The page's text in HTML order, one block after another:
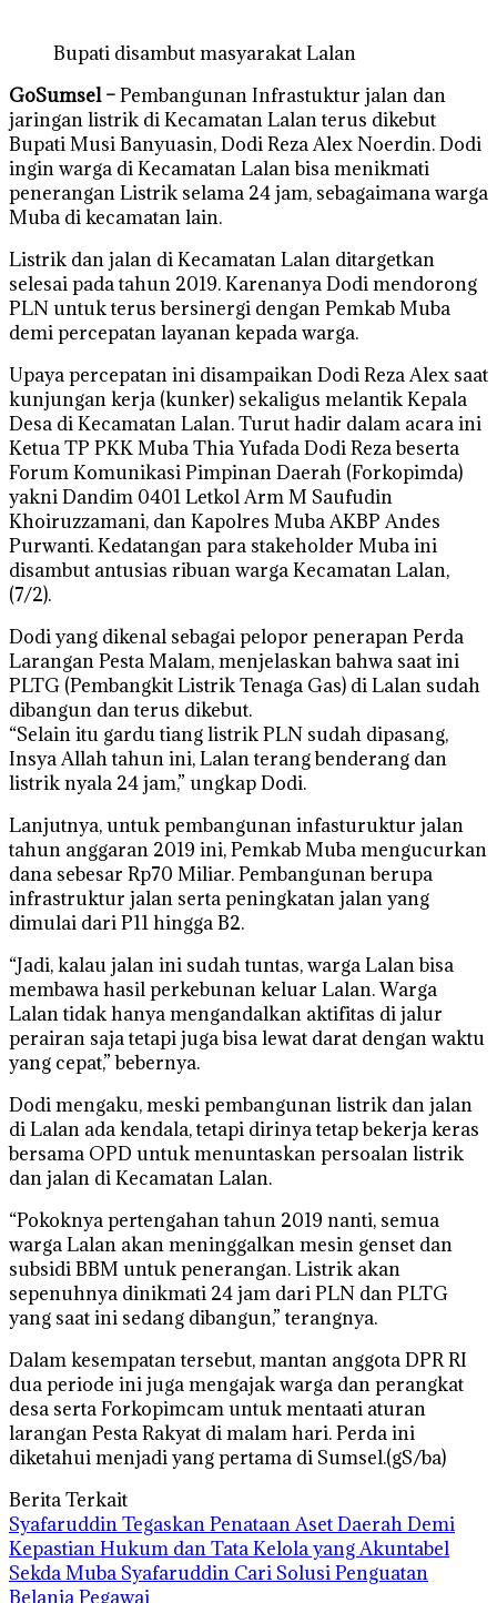
Bupati disambut masyarakat Lalan
GoSumsel –Pembangunan Infrastuktur jalan dan
jaringan listrik di Kecamatan Lalan terus dikebut
Bupati Musi Banyuasin, Dodi Reza Alex Noerdin. Dodi
ingin warga di Kecamatan Lalan bisa menikmati
penerangan Listrik selama 24 jam, sebagaimana warga
Muba di kecamatan lain.
Listrik dan jalan di Kecamatan Lalan ditargetkan
selesai pada tahun 2019. Karenanya Dodi mendorong
PLN untuk terus bersinergi dengan Pemkab Muba
demi percepatan layanan kepada warga.
Upaya percepatan ini disampaikan Dodi Reza Alex saat
kunjungan kerja (kunker) sekaligus melantik Kepala
Desa di Kecamatan Lalan. Turut hadir dalam acara ini
Ketua TP PKK Muba Thia Yufada Dodi Reza beserta
Forum Komunikasi Pimpinan Daerah (Forkopimda)
yakni Dandim 0401 Letkol Arm M Saufudin
Khoiruzzamani, dan Kapolres Muba AKBP Andes
Purwanti. Kedatangan para stakeholder Muba ini
disambut antusias ribuan warga Kecamatan Lalan,
(7/2).
Dodi yang dikenal sebagai pelopor penerapan Perda
Larangan Pesta Malam, menjelaskan bahwa saat ini
PLTG (Pembangkit Listrik Tenaga Gas) di Lalan sudah
dibangun dan terus dikebut.
“Selain itu gardu tiang listrik PLN sudah dipasang,
Insya Allah tahun ini, Lalan terang benderang dan
listrik nyala 24 jam,” ungkap Dodi.
Lanjutnya, untuk pembangunan infasturuktur jalan
tahun anggaran 2019 ini, Pemkab Muba mengucurkan
dana sebesar Rp70 Miliar. Pembangunan berupa
infrastruktur jalan serta peningkatan jalan yang
dimulai dari P11 hingga B2.
“Jadi, kalau jalan ini sudah tuntas, warga Lalan bisa
membawa hasil perkebunan keluar Lalan. Warga
Lalan tidak hanya mengandalkan aktifitas di jalur
perairan saja tetapi juga bisa lewat darat dengan waktu
yang cepat,” bebernya.
Dodi mengaku, meski pembangunan listrik dan jalan
di Lalan ada kendala, tetapi dirinya tetap bekerja keras
bersama OPD untuk menuntaskan persoalan listrik
dan jalan di Kecamatan Lalan.
“Pokoknya pertengahan tahun 2019 nanti, semua
warga Lalan akan meninggalkan mesin genset dan
subsidi BBM untuk penerangan. Listrik akan
sepenuhnya dinikmati 24 jam dari PLN dan PLTG
yang saat ini sedang dibangun,” terangnya.
Dalam kesempatan tersebut, mantan anggota DPR RI
dua periode ini juga mengajak warga dan perangkat
desa serta Forkopimcam untuk mentaati aturan
larangan Pesta Rakyat di malam hari. Perda ini
diketahui menjadi yang pertama di Sumsel.(gS/ba)
Berita Terkait
Syafaruddin Tegaskan Penataan Aset Daerah Demi
Kepastian Hukum dan Tata Kelola yang Akuntabel
Sekda Muba Syafaruddin Cari Solusi Penguatan
Belanja Pegawai